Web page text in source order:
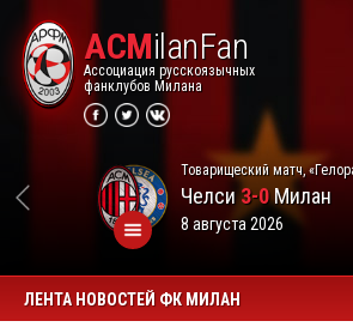
ACMilanFan
Ассоциация русскоязычных
фанклубов Милана
Товарищеский матч,
Челси3-0Милан
8 августа 2026
ЛЕНТА НОВОСТЕЙ ФК МИЛАН